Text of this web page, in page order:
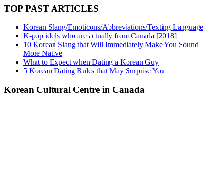
TOP PAST ARTICLES
Korean Slang/Emoticons/Abbreviations/Texting Language
K-pop idols who are actually from Canada [2018]
10 Korean Slang that Will Immediately Make You Sound
More Native
What to Expect when Dating a Korean Guy
5 Korean Dating Rules that May Surprise You
Korean Cultural Centre in Canada